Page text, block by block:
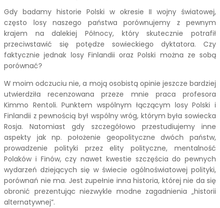
Gdy badamy historie Polski w okresie II wojny światowej,
często losy naszego państwa porównujemy z pewnym
krajem na dalekiej Północy, który skutecznie potrafił
przeciwstawić się potędze sowieckiego dyktatora. Czy
faktycznie jednak losy Finlandii oraz Polski można ze sobą
porównać?
W moim odczuciu nie, a moją osobistą opinie jeszcze bardziej
utwierdziła recenzowana przeze mnie praca profesora
Kimmo Rentoli. Punktem wspólnym łączącym losy Polski i
Finlandii z pewnością był wspólny wróg, którym była sowiecka
Rosja. Natomiast gdy szczegółowo przestudiujemy inne
aspekty jak np. położenie geopolityczne dwóch państw,
prowadzenie polityki przez elity polityczne, mentalność
Polaków i Finów, czy nawet kwestie szczęścia do pewnych
wydarzeń dziejących się w świecie ogólnoświatowej polityki,
porównań nie ma. Jest zupełnie inna historia, której nie da się
obronić prezentując niezwykle modne zagadnienia „historii
alternatywnej”.